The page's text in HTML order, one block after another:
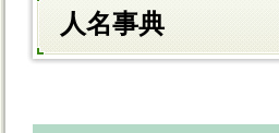
人名事典